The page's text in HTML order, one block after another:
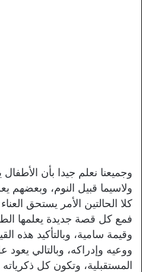
وجميعنا نعلم جيدا بأن
ولاسيما قبيل النوم، وبعضهم
كلا الحالتين الأمر يستحق
فمع كل قصة جديدة يعلمها
وقيمة سامية، وبالتأكيد هذه
ووعيه وإدراكه، وبالتالي يعود
المستقبلية، وتكون كل